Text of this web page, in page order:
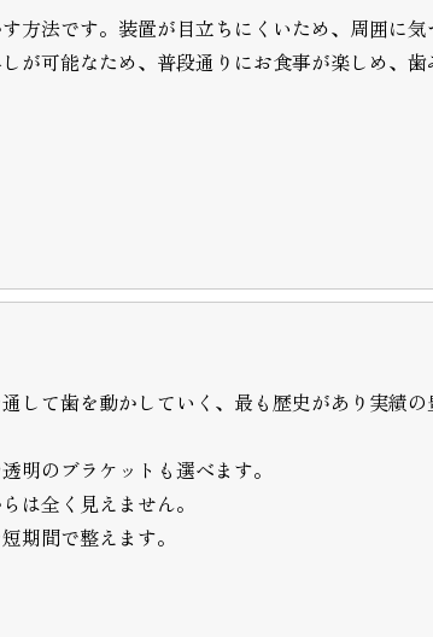
方法です。装置が目立ちにくいため、周囲に気
が可能なため、普段通りにお食事が楽しめ、歯
して歯を動かしていく、最も歴史があり実績の
明のブラケットも選べます。
は全く見えません。
期間で整えます。